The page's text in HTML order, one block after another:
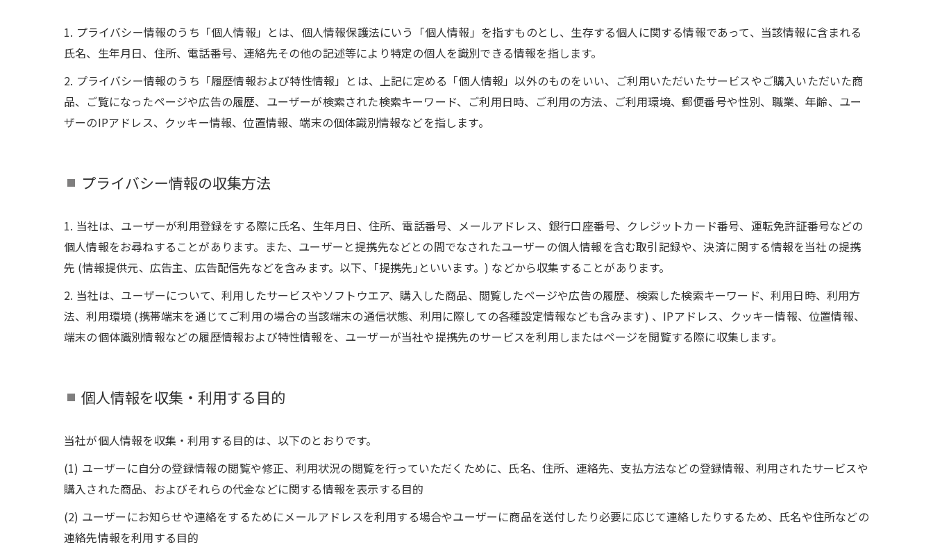
1. プライバシー情報のうち「個人情報」とは、個人情報保護法にいう「個人情報」を指すものとし、生存する個人に関する情報であって、当該情報に含まれる
氏名、生年月日、住所、電話番号、連絡先その他の記述等により特定の個人を識別できる情報を指します。
2. プライバシー情報のうち「履歴情報および特性情報」とは、上記に定める「個人情報」以外のものをいい、ご利用いただいたサービスやご購入いただいた商
品、ご覧になったページや広告の履歴、ユーザーが検索された検索キーワード、ご利用日時、ご利用の方法、ご利用環境、郵便番号や性別、職業、年齢、ユー
ザーのIPアドレス、クッキー情報、位置情報、端末の個体識別情報などを指します。
プライバシー情報の収集方法
1. 当社は、ユーザーが利用登録をする際に氏名、生年月日、住所、電話番号、メールアドレス、銀行口座番号、クレジットカード番号、運転免許証番号などの
個人情報をお尋ねすることがあります。また、ユーザーと提携先などとの間でなされたユーザーの個人情報を含む取引記録や、決済に関する情報を当社の提携
先 (情報提供元、広告主、広告配信先などを含みます。以下、｢提携先｣といいます。) などから収集することがあります。
2. 当社は、ユーザーについて、利用したサービスやソフトウエア、購入した商品、閲覧したページや広告の履歴、検索した検索キーワード、利用日時、利用方
法、利用環境 (携帯端末を通じてご利用の場合の当該端末の通信状態、利用に際しての各種設定情報なども含みます) 、IPアドレス、クッキー情報、位置情報、
端末の個体識別情報などの履歴情報および特性情報を、ユーザーが当社や提携先のサービスを利用しまたはページを閲覧する際に収集します。
個人情報を収集・利用する目的
当社が個人情報を収集・利用する目的は、以下のとおりです。
(1) ユーザーに自分の登録情報の閲覧や修正、利用状況の閲覧を行っていただくために、氏名、住所、連絡先、支払方法などの登録情報、利用されたサービスや
購入された商品、およびそれらの代金などに関する情報を表示する目的
(2) ユーザーにお知らせや連絡をするためにメールアドレスを利用する場合やユーザーに商品を送付したり必要に応じて連絡したりするため、氏名や住所などの
連絡先情報を利用する目的